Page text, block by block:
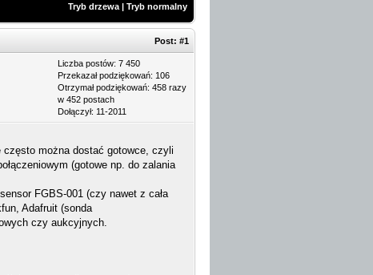
Tryb drzewa | Tryb normalny
Post: #1
Liczba postów: 7 450
Przekazał podziękowań: 106
Otrzymał podziękowań: 458 razy
w 452 postach
Dołączył: 11-2011
często można dostać gotowce, czyli
(gotowe np. do zalania
FGBS-001 (czy nawet z cała
Adafruit (sonda
czy aukcyjnych.